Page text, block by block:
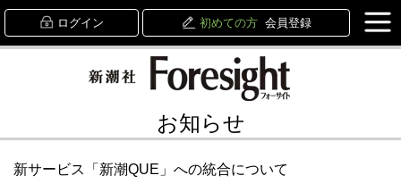
ログイン 初めての方 会員登録
お知らせ
新サービス「新潮QUE」への統合について